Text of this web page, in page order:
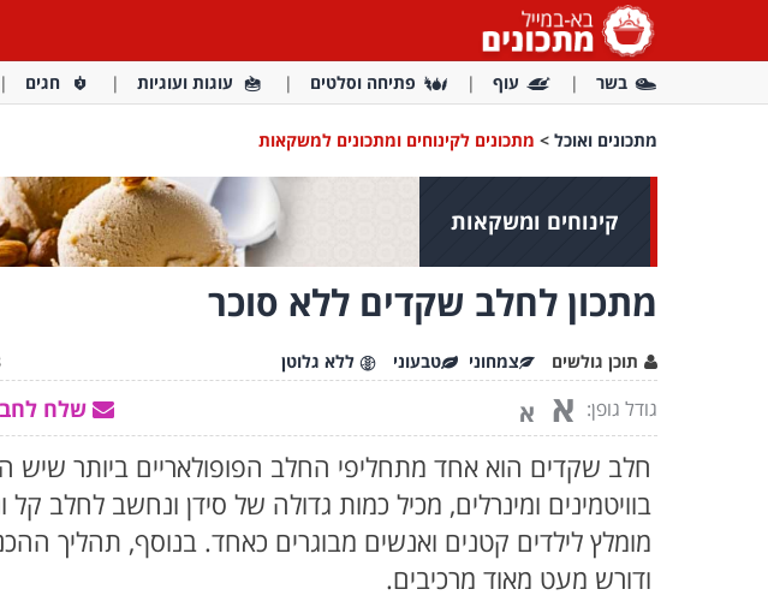
בשר עוף פתיחה וסלטים עוגות ועוגיות חגים
מתכונים ואוכל > מתכונים לקינוחים ומתכונים למשקאות
קינוחים ומשקאות
מתכון לחלב שקדים ללא סוכר
תוכן גולשים צמחוני טבעוני ללא גלוטן
גודל גופן: א א שלח
חלב שקדים הוא אחד מתחליפי החלב הפופולאריים ביותר שיש
בוויטמינים ומינרלים, מכיל כמות גדולה של סידן ונחשב לחלב קל
מומלץ לילדים קטנים ואנשים מבוגרים כאחד. בנוסף, תהליך
ודורש מעט מאוד מרכיבים.